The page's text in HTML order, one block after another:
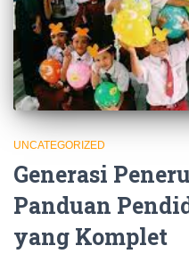
UNCATEGORIZED
Generasi
Panduan
yang Komplet